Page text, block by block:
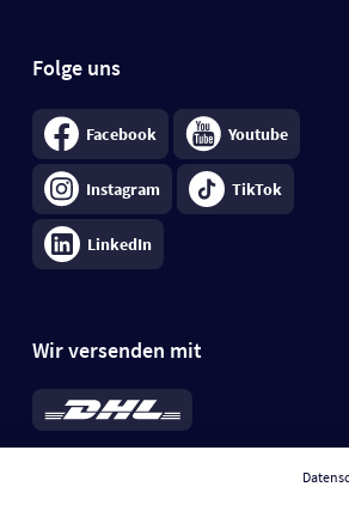
Folge uns
Facebook Youtube
Instagram TikTok
LinkedIn
Wir versenden mit
*Standard 6,95 €; bei Kühlware zzgl. 0,99 €
je Bestellung, insgesamt 7,94 €. Lieferzeit3-